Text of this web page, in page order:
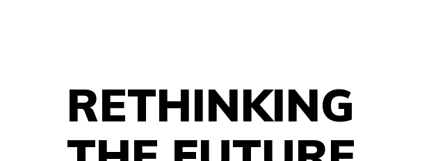
RETHINKING